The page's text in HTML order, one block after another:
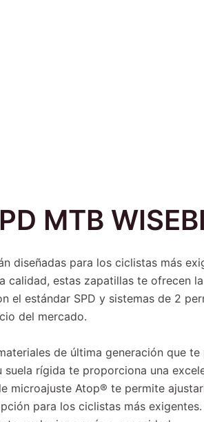
MTB
diseñadas para los ciclistas más
estas zapatillas te ofrecen
estándar SPD y sistemas de 2
del mercado.
de última generación que
rígida te proporciona una
microajuste Atop® te permite
para los ciclistas más